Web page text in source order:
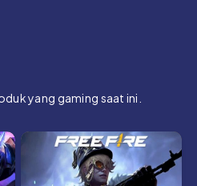
yang gaming saat ini.